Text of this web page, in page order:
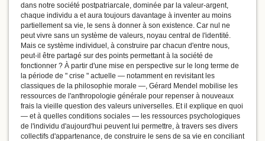
dans notre société postpatriarcale, dominée par la valeur-argent,
chaque individu a et aura toujours davantage à inventer au moins
partiellement sa vie, le sens à donner à son existence. Car nul ne
peut vivre sans un système de valeurs, noyau central de l'identité.
Mais ce système individuel, à construire par chacun d'entre nous,
peut-il être partagé sur des points permettant à la société de
fonctionner ? À partir d'une mise en perspective sur le long terme de
la période de " crise " actuelle — notamment en revisitant les
classiques de la philosophie morale —, Gérard Mendel mobilise les
ressources de l'anthropologie générale pour repenser à nouveaux
frais la vieille question des valeurs universelles. Et il explique en quoi
— et à quelles conditions sociales — les ressources psychologiques
de l'individu d'aujourd'hui peuvent lui permettre, à travers ses divers
collectifs d'appartenance, de construire le sens de sa vie en conciliant